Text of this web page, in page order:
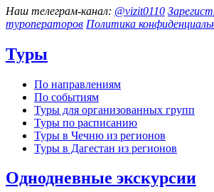
Наш телеграм‑канал: @vizit0110
туроператоров Политика
Туры
По направлениям
По событиям
Туры для организованных групп
Туры по расписанию
Туры в Чечню из регионов
Туры в Дагестан из регионов
Однодневные экскурсии